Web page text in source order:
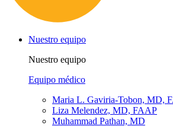
Nuestro equipo
Nuestro equipo
Equipo médico
Maria L. Gaviria-Tobon, MD,
Liza Melendez, MD, FAAP
Muhammad Pathan, MD